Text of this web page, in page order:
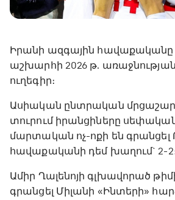
Իրանի ազգային հավաքականը
աշխարհի 2026 թ.
ուղեգիր։
Ասիական ընտրական
տուրում իրանցիները
մարտական ոչ-ոքի են գրանցել
հավաքականի դեմ խաղում` 2-
Ամիր Ղալենոյի գլխավորած
գրանցել Միլանի «Ինտերի»